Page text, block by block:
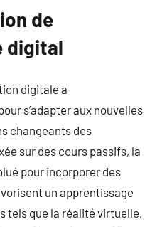
de
digital
digitale a
s’adapter aux nouvelles
changeants des
sur des cours passifs, la
pour incorporer des
un apprentissage
tels que la réalité virtuelle,